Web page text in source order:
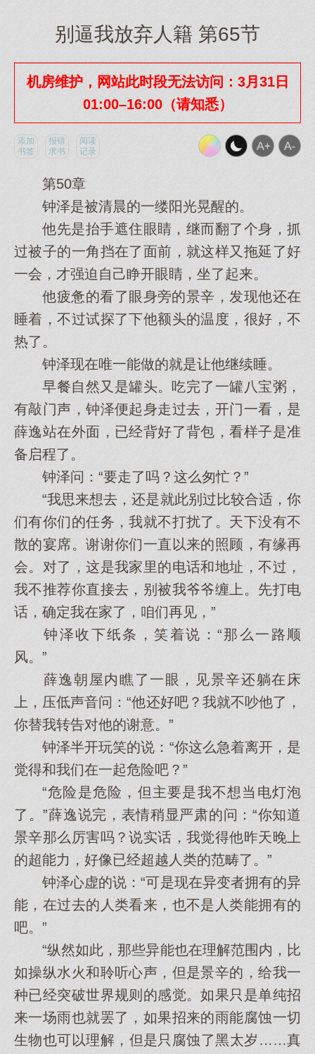
别逼我放弃人籍 第65节
机房维护，网站此时段无法访问：3月31日
01:00–16:00（请知悉）
添加
书签
报错
求书
阅读
记录
第50章
钟泽是被清晨的一缕阳光晃醒的。
他先是抬手遮住眼睛，继而翻了个身，抓
过被子的一角挡在了面前，就这样又拖延了好
一会，才强迫自己睁开眼睛，坐了起来。
他疲惫的看了眼身旁的景辛，发现他还在
睡着，不过试探了下他额头的温度，很好，不
热了。
钟泽现在唯一能做的就是让他继续睡。
早餐自然又是罐头。吃完了一罐八宝粥，
有敲门声，钟泽便起身走过去，开门一看，是
薛逸站在外面，已经背好了背包，看样子是准
备启程了。
钟泽问：“要走了吗？这么匆忙？”
“我思来想去，还是就此别过比较合适，你
们有你们的任务，我就不打扰了。天下没有不
散的宴席。谢谢你们一直以来的照顾，有缘再
会。对了，这是我家里的电话和地址，不过，
我不推荐你直接去，别被我爷爷缠上。先打电
话，确定我在家了，咱们再见，”
钟泽收下纸条，笑着说：“那么一路顺
风。”
薛逸朝屋内瞧了一眼，见景辛还躺在床
上，压低声音问：“他还好吧？我就不吵他了，
你替我转告对他的谢意。”
钟泽半开玩笑的说：“你这么急着离开，是
觉得和我们在一起危险吧？”
“危险是危险，但主要是我不想当电灯泡
了。”薛逸说完，表情稍显严肃的问：“你知道
景辛那么厉害吗？说实话，我觉得他昨天晚上
的超能力，好像已经超越人类的范畴了。”
钟泽心虚的说：“可是现在异变者拥有的异
能，在过去的人类看来，也不是人类能拥有的
吧。”
“纵然如此，那些异能也在理解范围内，比
如操纵水火和聆听心声，但是景辛的，给我一
种已经突破世界规则的感觉。如果只是单纯招
来一场雨也就罢了，如果招来的雨能腐蚀一切
生物也可以理解，但是只腐蚀了黑太岁……真